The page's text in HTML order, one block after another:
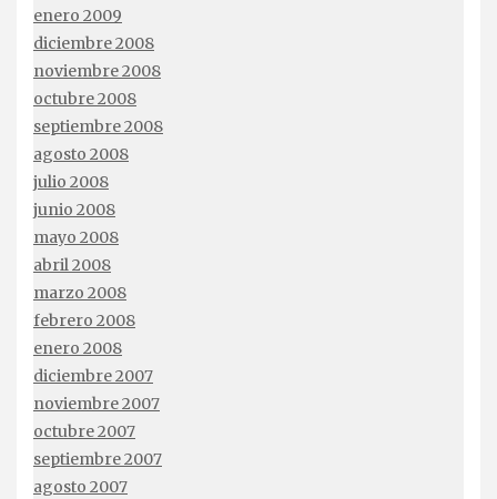
enero 2009
diciembre 2008
noviembre 2008
octubre 2008
septiembre 2008
agosto 2008
julio 2008
junio 2008
mayo 2008
abril 2008
marzo 2008
febrero 2008
enero 2008
diciembre 2007
noviembre 2007
octubre 2007
septiembre 2007
agosto 2007